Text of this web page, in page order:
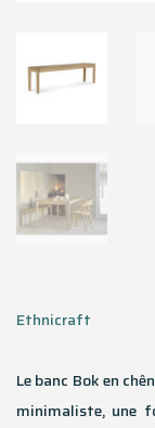
Ethnicraft
Le banc Bok en
minimaliste, une